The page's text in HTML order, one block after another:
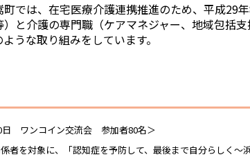
町では、在宅医療介護連携推進のため、平成29
）と介護の専門職（ケアマネジャー、地域包括
うな取り組みをしています。
日 ワンコイン交流会 参加者80名＞
者を対象に、「認知症を予防して、最後まで自分らしく